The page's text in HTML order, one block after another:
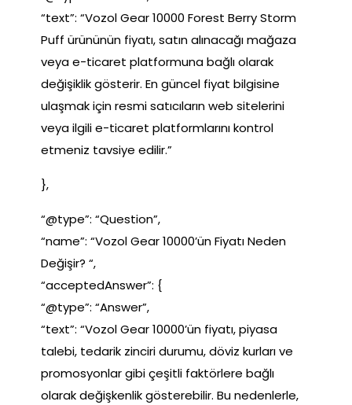
“text”: “Vozol Gear 10000 Forest Berry Storm
Puff ürününün fiyatı, satın alınacağı mağaza
veya e-ticaret platformuna bağlı olarak
değişiklik gösterir. En güncel fiyat bilgisine
ulaşmak için resmi satıcıların web sitelerini
veya ilgili e-ticaret platformlarını kontrol
etmeniz tavsiye edilir.”
},
“@type”: “Question”,
“name”: “Vozol Gear 10000’ün Fiyatı Neden
Değişir? “,
“acceptedAnswer”: {
“@type”: “Answer”,
“text”: “Vozol Gear 10000’ün fiyatı, piyasa
talebi, tedarik zinciri durumu, döviz kurları ve
promosyonlar gibi çeşitli faktörlere bağlı
olarak değişkenlik gösterebilir. Bu nedenlerle,